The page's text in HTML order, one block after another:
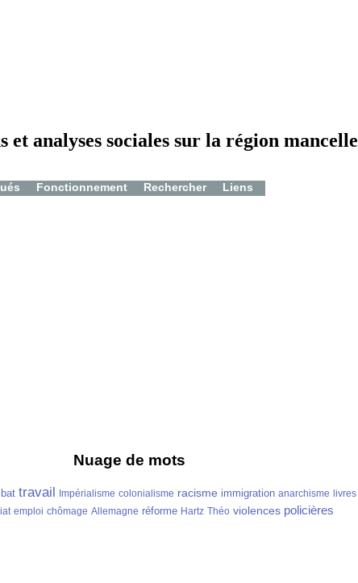
et analyses sociales sur la région mancelle
Fonctionnement Rechercher Liens
Nuage de mots
travail Impérialisme colonialisme racisme immigration anarchisme livres
emploi chômage Allemagne réforme Hartz Théo violences policières